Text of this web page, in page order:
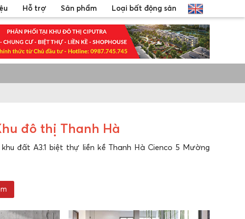
Hỗ trợ Sản phẩm Loại bất động sản
đô thị Thanh Hà
đất A3.1 biệt thự liền kề Thanh Hà Cienco 5 Mường
số ô là 47 diện tích từ 200m2, 300m2, 350m2 tổng giá